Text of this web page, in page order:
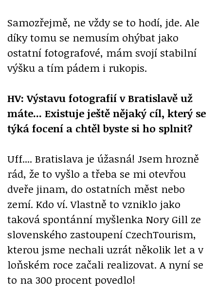
Samozřejmě, ne vždy se to hodí, jde. Ale
díky tomu se nemusím ohýbat jako
ostatní fotografové, mám svojí stabilní
výšku a tím pádem i rukopis.
HV: Výstavu fotografií v Bratislavě už
máte... Existuje ještě nějaký cíl, který se
týká focení a chtěl byste si ho splnit?
Uff.... Bratislava je úžasná! Jsem hrozně
rád, že to vyšlo a třeba se mi otevřou
dveře jinam, do ostatních měst nebo
zemí. Kdo ví. Vlastně to vzniklo jako
taková spontánní myšlenka Nory Gill ze
slovenského zastoupení CzechTourism,
kterou jsme nechali uzrát několik let a v
loňském roce začali realizovat. A nyní se
to na 300 procent povedlo!